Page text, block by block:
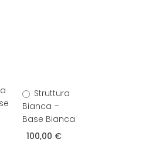
Struttura
Bianca –
Base Bianca
100,00 €